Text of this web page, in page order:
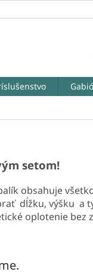
PODMIENKY
setom!
obsahuje
dĺžku, výšku a
oplotenie bez